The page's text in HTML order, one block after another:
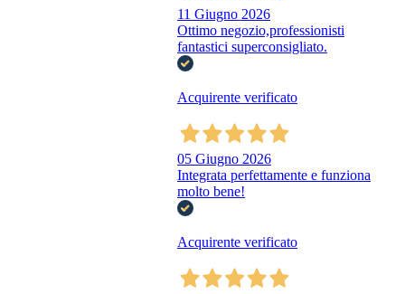
11 Giugno 2026
Ottimo negozio,professionisti
fantastici superconsigliato.
Acquirente verificato
05 Giugno 2026
Integrata perfettamente e funziona
molto bene!
Acquirente verificato